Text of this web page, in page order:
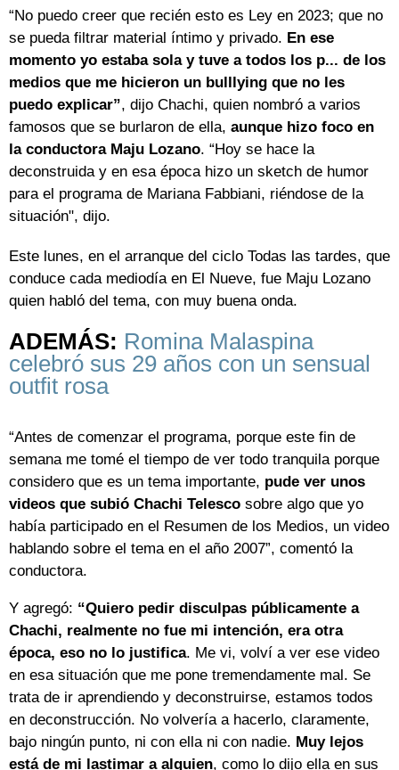
“No puedo creer que recién esto es Ley en 2023; que no
se pueda filtrar material íntimo y privado. En ese
momento yo estaba sola y tuve a todos los p... de los
medios que me hicieron un bulllying que no les
puedo explicar”, dijo Chachi, quien nombró a varios
famosos que se burlaron de ella, aunque hizo foco en
la conductora Maju Lozano. “Hoy se hace la
deconstruida y en esa época hizo un sketch de humor
para el programa de Mariana Fabbiani, riéndose de la
situación", dijo.
Este lunes, en el arranque del ciclo Todas las tardes, que
conduce cada mediodía en El Nueve, fue Maju Lozano
quien habló del tema, con muy buena onda.
ADEMÁS: Romina Malaspina
celebró sus 29 años con un sensual
outfit rosa
“Antes de comenzar el programa, porque este fin de
semana me tomé el tiempo de ver todo tranquila porque
considero que es un tema importante, pude ver unos
videos que subió Chachi Telesco sobre algo que yo
había participado en el Resumen de los Medios, un video
hablando sobre el tema en el año 2007”, comentó la
conductora.
Y agregó: “Quiero pedir disculpas públicamente a
Chachi, realmente no fue mi intención, era otra
época, eso no lo justifica. Me vi, volví a ver ese video
en esa situación que me pone tremendamente mal. Se
trata de ir aprendiendo y deconstruirse, estamos todos
en deconstrucción. No volvería a hacerlo, claramente,
bajo ningún punto, ni con ella ni con nadie. Muy lejos
está de mi lastimar a alguien, como lo dijo ella en sus